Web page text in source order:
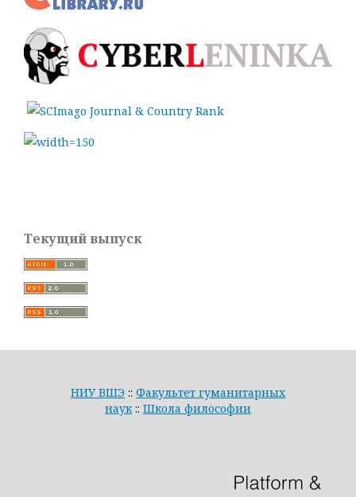
Текущий выпуск
НИУ ВШЭ :: Факультет гуманитарных
наук:: Школа философии